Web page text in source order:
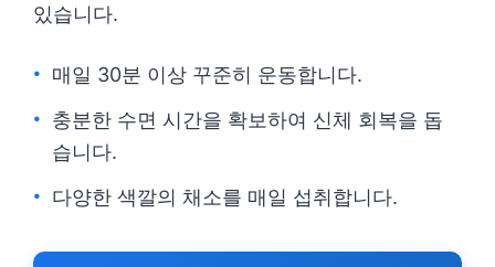
있습니다.
매일 30분 이상 꾸준히 운동합니다.
충분한 수면 시간을 확보하여 신체 회복을 돕
습니다.
다양한 색깔의 채소를 매일 섭취합니다.